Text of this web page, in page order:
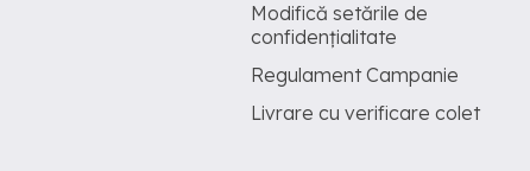
Modifică setările de
confidențialitate
Regulament Campanie
Livrare cu verificare colet